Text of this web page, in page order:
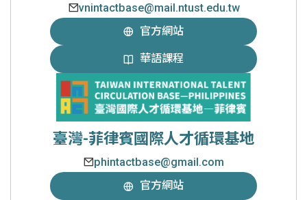
vnintactbase@mail.ntust.edu.tw
官方網站
華語課程
臺灣-菲律賓國際人才循環基地
phintactbase@gmail.com
官方網站